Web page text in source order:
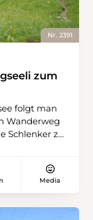
Nr. 2391
zum
folgt man
Wanderweg
Schlenker zu
der
folgt
beginnt,
Media